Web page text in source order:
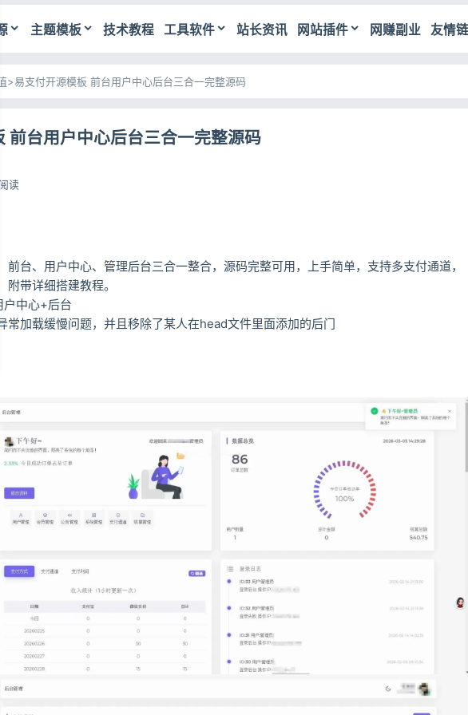
主题模板 技术教程 工具软件 站长资讯 网站插件 网赚副业 友情
>易支付开源模板 前台用户中心后台三合一完整源码
前台用户中心后台三合一完整源码
读
前台、用户中心、管理后台三合一整合，源码完整可用，上手简单，支持多支付通道，
带详细搭建教程。
中心+后台
常加载缓慢问题，并且移除了某人在head文件里面添加的后门